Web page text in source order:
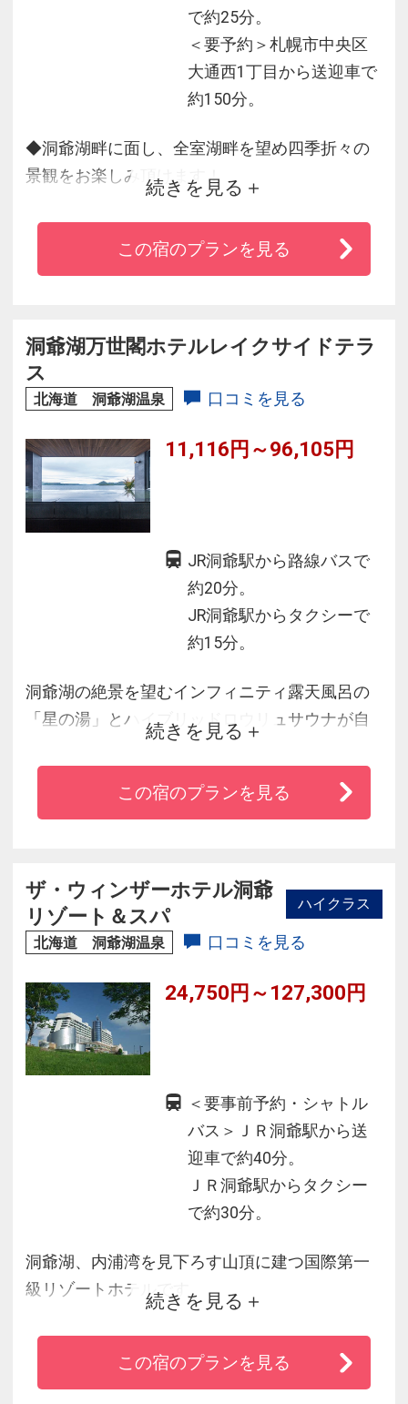
で約25分。
＜要予約＞札幌市中央区
大通西1丁目から送迎車で
約150分。
◆洞爺湖畔に面し、全室湖畔を望め四季折々の
景観をお楽しみ頂けます！
◆珍しい“立ち湯”の露天風呂から眺める洞爺湖の
景色はまさに“絶景”
◆2021.7/1～より全室禁煙
※浴衣は客室内にご用意ございません。ロビー
よりお持ちください
続きを見る
この宿のプランを見る
洞爺湖万世閣ホテルレイクサイドテラ
ス
北海道 洞爺湖温泉 口コミを見る
11,116円～96,105円
JR洞爺駅から路線バスで
約20分。
JR洞爺駅からタクシーで
約15分。
洞爺湖の絶景を望むインフィニティ露天風呂の
「星の湯」とハイブリッドロウリュサウナが自
出来立てを提供するライブキッチンや自家製の
チーズを使用した石窯焼きピッツァ・燻製など
Cafe「BLOSSOM COFFEE」やお子様との旅行に
も嬉しいキッズスペース・授乳室もございま
す。
続きを見る
この宿のプランを見る
ザ・ウィンザーホテル洞爺
リゾート＆スパ
ハイクラス
北海道 洞爺湖温泉 口コミを見る
24,750円～127,300円
＜要事前予約・シャトル
バス＞ＪＲ洞爺駅から送
迎車で約40分。
ＪＲ洞爺駅からタクシー
で約30分。
洞爺湖、内浦湾を見下ろす山頂に建つ国際第一
級リゾートホテルです。
北海道の素材を使った最高級の「食」の数々と
洞爺の素晴らしい大自然を眺め、日常から離れ
た癒しのひと時をお過ごし下さい。
続きを見る
この宿のプランを見る